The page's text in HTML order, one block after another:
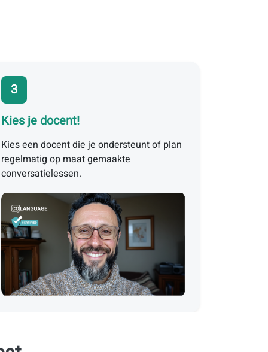
3
Kies je docent!
Kies een docent die je ondersteunt of plan
regelmatig op maat gemaakte
conversatielessen.